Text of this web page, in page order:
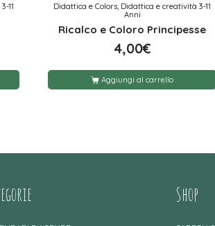
11
Didattica e Colors, Didattica e creatività 3-11
Anni
Ricalco e Coloro Principesse
4,00€
Aggiungi al carrello
Shop